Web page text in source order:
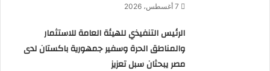
7 أغسطس، 2026
الرئيس التنفيذي للهيئة العامة للاستثمار
والمناطق الحرة وسفير جمهورية باكستان لدى
مصر يبحثان سبل تعزيز